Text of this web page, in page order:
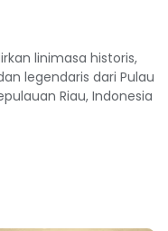
linimasa historis,
legendaris dari Pulau
Riau, Indonesia